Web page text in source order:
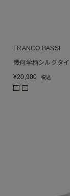
FRANCO BASSI
幾何学柄シルクタイ
¥20,900 税込